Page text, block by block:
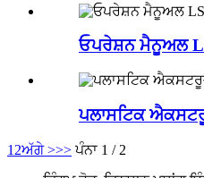
ਓਪਰੇਸ਼ਨ ਮੈਨੂਅਲ
ਪਲਾਸਟਿਕ
1 2ਅੱਗੇ >>> ਪੰਨਾ 1 / 2